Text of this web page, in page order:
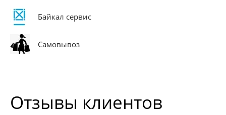
Байкал сервис
Самовывоз
Отзывы клиентов